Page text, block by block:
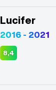
Lucifer
2016 - 2021
8,4